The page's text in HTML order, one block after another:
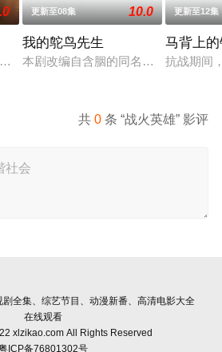
成民国少夫人苏沐晚，醒来，却是丈
更新至08集 10.0
我的鸵鸟先生
本剧改编自含胭的同名小说，讲述了
更新至12集
马背上
抗战期间
共0 条 “战火英雄” 影评
全集、综艺节目、动漫新番、高清电影大全
在线观看
xlzikao.com All Rights Reserved
ICP备76801302号